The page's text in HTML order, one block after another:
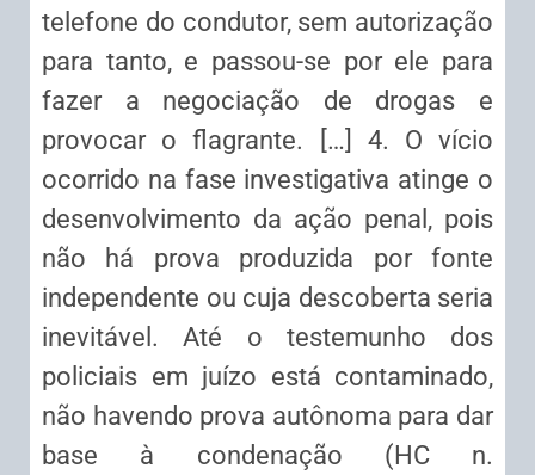
telefone do condutor, sem autorização
para tanto, e passou-se por ele para
fazer a negociação de drogas e
provocar o flagrante. […] 4. O vício
ocorrido na fase investigativa atinge o
desenvolvimento da ação penal, pois
não há prova produzida por fonte
independente ou cuja descoberta seria
inevitável. Até o testemunho dos
policiais em juízo está contaminado,
não havendo prova autônoma para dar
base à condenação (HC n.